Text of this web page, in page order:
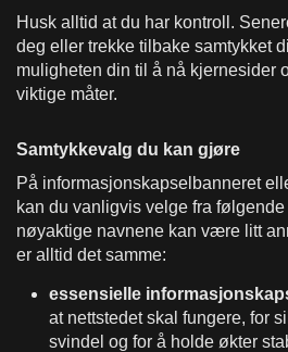
Husk alltid at du har kontroll.
deg eller trekke tilbake samtykket
muligheten din til å nå kjerne­sider
viktige måter.
Samtykkevalg du kan gjøre
På informasjonskapselbanneret
kan du vanligvis velge fra
nøyaktige navnene kan være litt
er alltid det samme:
essensielle
at nettstedet skal fungere, for
svindel og for å holde økter